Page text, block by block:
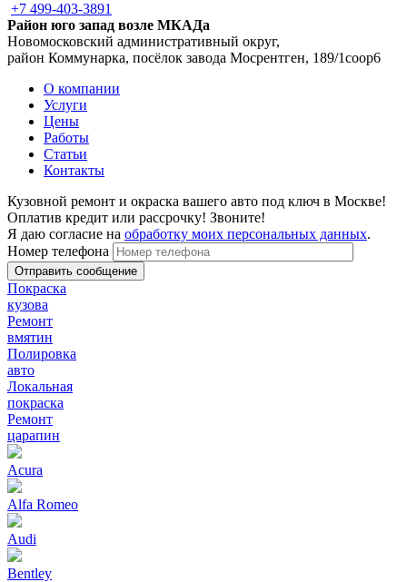
+7 499-403-3891
Район юго запад возле МКАДа
Новомосковский административный округ,
район Коммунарка, посёлок завода Мосрентген, 189/1соор6
О компании
Услуги
Цены
Работы
Статьи
Контакты
Кузовной ремонт и окраска вашего авто под ключ в Москве!
Оплатив кредит или рассрочку! Звоните!
Я даю согласие на обработку моих персональных данных.
Номер телефона
Покраска
кузова
Ремонт
вмятин
Полировка
авто
Локальная
покраска
Ремонт
царапин
Acura
Alfa Romeo
Audi
Bentley